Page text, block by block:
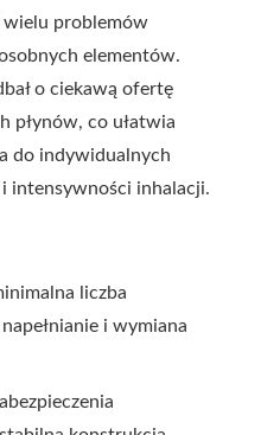
wielu problemów
elementów.
o ciekawą ofertę
płynów, co ułatwia
do indywidualnych
intensywności inhalacji.
liczba
i wymiana